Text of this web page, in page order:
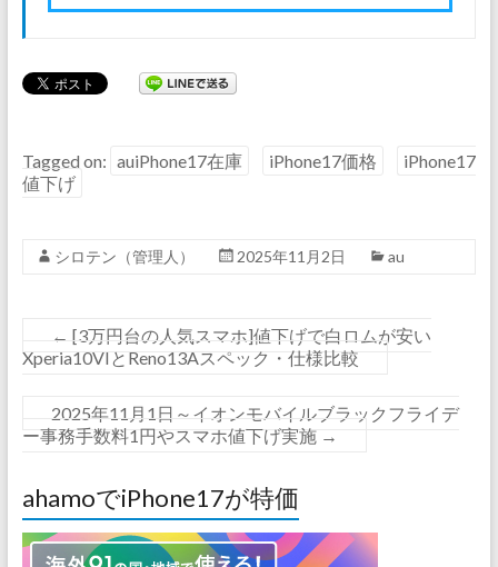
Tagged on: auiPhone17在庫 iPhone17価格
iPhone17
値下げ
シロテン（管理人） 2025年11月2日 au
← [3万円台の人気スマホ]値下げで白ロムが安い
Xperia10VIとReno13Aスペック・仕様比較
2025年11月1日～イオンモバイルブラックフライデ
ー事務手数料1円やスマホ値下げ実施 →
ahamoでiPhone17が特価